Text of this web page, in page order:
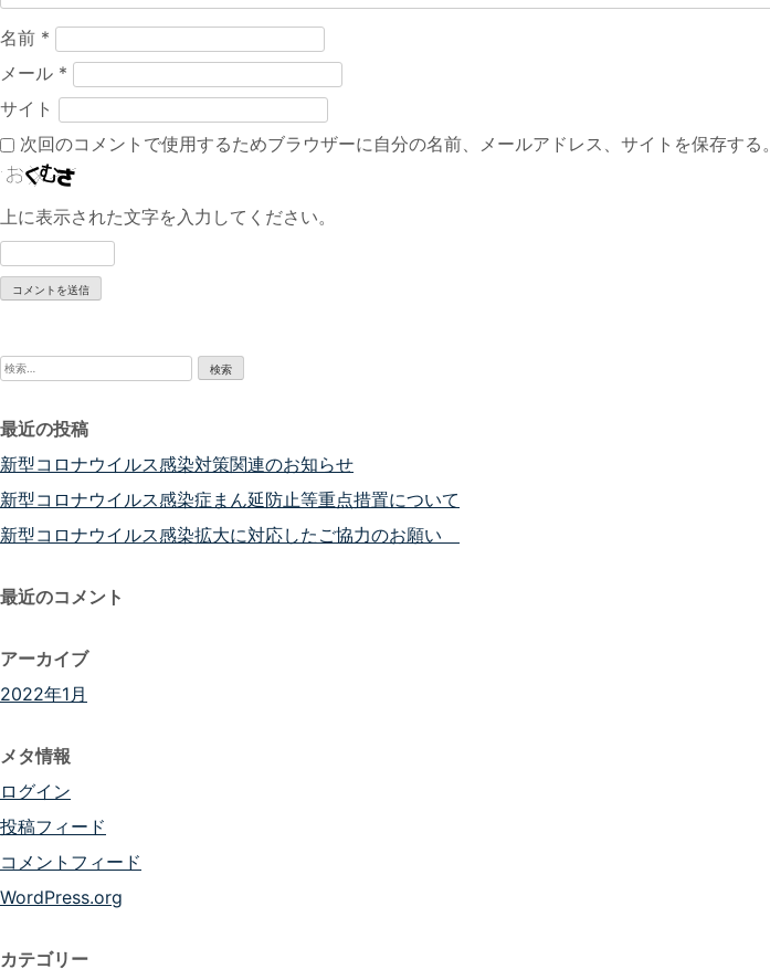
名前 *
メール *
サイト
次回のコメントで使用するためブラウザーに自分の名前、メールアドレス、サイトを保存する。
上に表示された文字を入力してください。
検
最近の投稿
新型コロナウイルス感染対策関連のお知らせ
新型コロナウイルス感染症まん延防止等重点措置について
新型コロナウイルス感染拡大に対応したご協力のお願い
最近のコメント
アーカイブ
2022年1月
メタ情報
ログイン
投稿フィード
コメントフィード
WordPress.org
カテゴリー